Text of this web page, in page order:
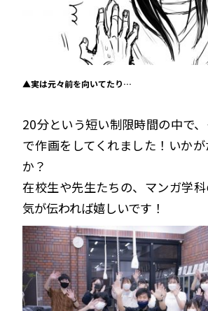
▲実は元々前を向いてたり…
20分という短い制限時間の中で
で作画をしてくれました！いか
か？
在校生や先生たちの、マンガ学
気が伝われば嬉しいです！